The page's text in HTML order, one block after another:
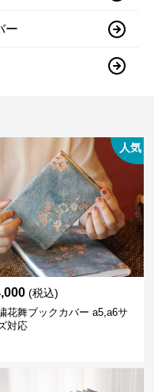
ー
人気
(税込)
花舞ブックカバー a5,a6サ
対応